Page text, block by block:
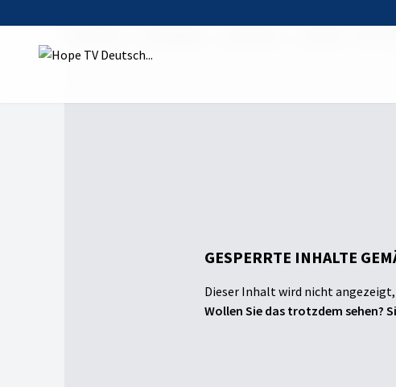
GESPERRTE INHALTE
Dieser Inhalt wird nicht
Wollen Sie das trotzdem sehen?